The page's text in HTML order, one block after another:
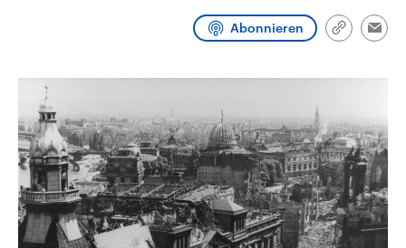
Abonnieren
Link